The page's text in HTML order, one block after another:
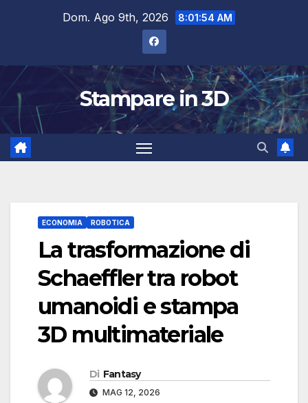
Dom. Ago 9th, 2026 8:01:55 AM
Stampare in 3D
ECONOMIA ROBOTICA
La trasformazione di
Schaeffler tra robot
umanoidi e stampa
3D multimateriale
Di Fantasy
MAG 12, 2026